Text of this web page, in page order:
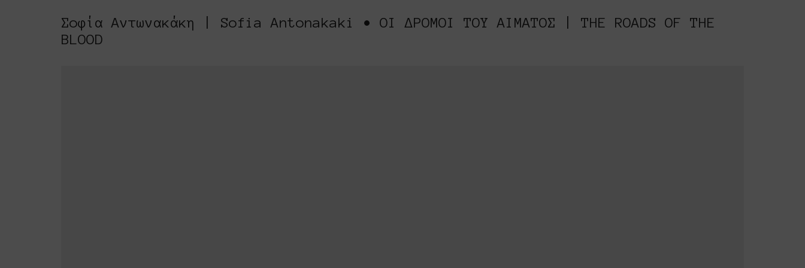
Σοφία Αντωνακάκη | Sofia Antonakaki • ΟΙ ΔΡΟΜΟΙ ΤΟΥ ΑΙΜΑΤΟΣ | THE ROADS OF THE
BLOOD